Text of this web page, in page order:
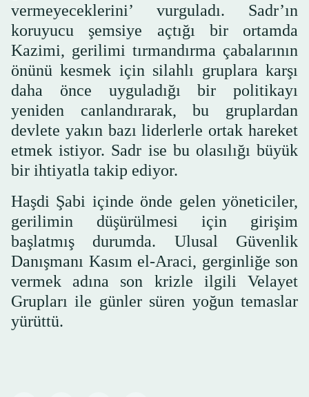
vermeyeceklerini’ vurguladı. Sadr’ın
koruyucu şemsiye açtığı bir ortamda
Kazimi, gerilimi tırmandırma çabalarının
önünü kesmek için silahlı gruplara karşı
daha önce uyguladığı bir politikayı
yeniden canlandırarak, bu gruplardan
devlete yakın bazı liderlerle ortak hareket
etmek istiyor. Sadr ise bu olasılığı büyük
bir ihtiyatla takip ediyor.
Haşdi Şabi içinde önde gelen yöneticiler,
gerilimin düşürülmesi için girişim
başlatmış durumda. Ulusal Güvenlik
Danışmanı Kasım el-Araci, gerginliğe son
vermek adına son krizle ilgili Velayet
Grupları ile günler süren yoğun temaslar
yürüttü.